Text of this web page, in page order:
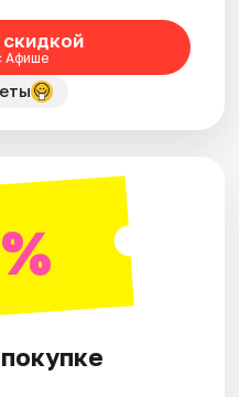
Афише